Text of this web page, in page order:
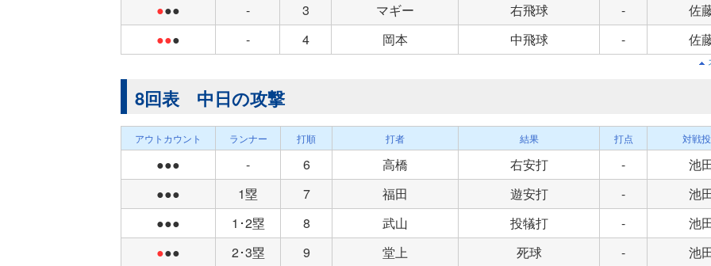
●●● - 3 マギー 右飛球 -
佐
●●● - 4 岡本 中飛球 - 佐
8回表 中日の攻撃
アウトカウント ランナー 打順 打者 結果 打点 対戦
●●● - 6 高橋 右安打 -
池
●●●
1塁 7 福田 遊安打 -
池
●●●
1･2塁 8 武山 投犠打 -
池
●●● 2･3塁 9 堂上 死球 -
池